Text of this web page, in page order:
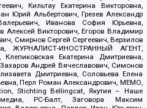
Кильтау Екатерина Викторовна,
Юрий Альбертович, Грезев Александр
Иванова София Юрьевна,
Алексей Викторович, Егоров Владимир
Смирнов Сергей Сергеевич, Верзилов
ЖУРНАЛИСТ-ИНОСТРАННЫЙ АГЕНТ,
Екатерина Дмитриевна,
Андрей Вячеславович, Симонов
Дмитриевна, Соловьева Елена
Перл Роман Александрович, МЕМО,
Stichting Bellingcat, Якутия – Наше
РС-Балт, Заговора Максим